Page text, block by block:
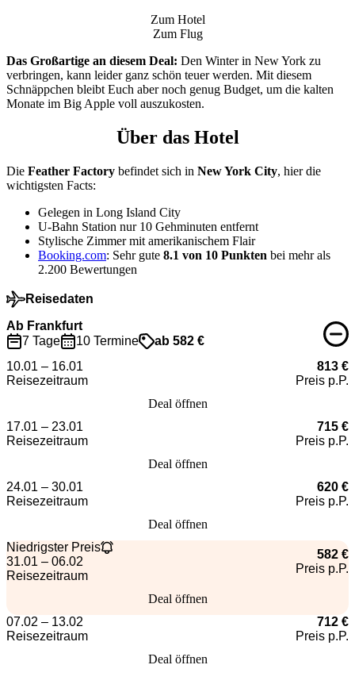
Zum Hotel
Zum Flug
Das Großartige an diesem Deal: Den Winter in New York zu
verbringen, kann leider ganz schön teuer werden. Mit diesem
Schnäppchen bleibt Euch aber noch genug Budget, um die kalten
Monate im Big Apple voll auszukosten.
Über das Hotel
Die Feather Factory befindet sich in New York City, hier die
wichtigsten Facts:
Gelegen in Long Island City
U-Bahn Station nur 10 Gehminuten entfernt
Stylische Zimmer mit amerikanischem Flair
Booking.com: Sehr gute 8.1 von 10 Punkten bei mehr als
2.200 Bewertungen
Reisedaten
Ab Frankfurt
7 Tage
10 Termine
ab 582 €
10.01 – 16.01
Reisezeitraum
813 €
Preis p.P.
Deal öffnen
17.01 – 23.01
Reisezeitraum
715 €
Preis p.P.
Deal öffnen
24.01 – 30.01
Reisezeitraum
620 €
Preis p.P.
Deal öffnen
Niedrigster Preis
31.01 – 06.02
Reisezeitraum
582 €
Preis p.P.
Deal öffnen
07.02 – 13.02
Reisezeitraum
712 €
Preis p.P.
Deal öffnen